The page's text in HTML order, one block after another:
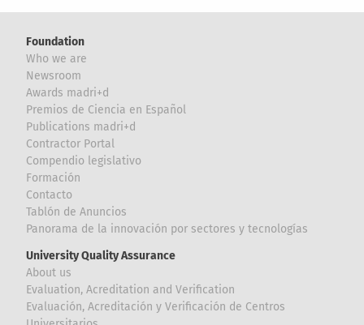
Foundation
Who we are
Newsroom
Awards madri+d
Premios de Ciencia en Español
Publications madri+d
Contractor Portal
Compendio legislativo
Formación
Contacto
Tablón de Anuncios
Panorama de la innovación por sectores y tecnologías
University Quality Assurance
About us
Evaluation, Acreditation and Verification
Evaluación, Acreditación y Verificación de Centros